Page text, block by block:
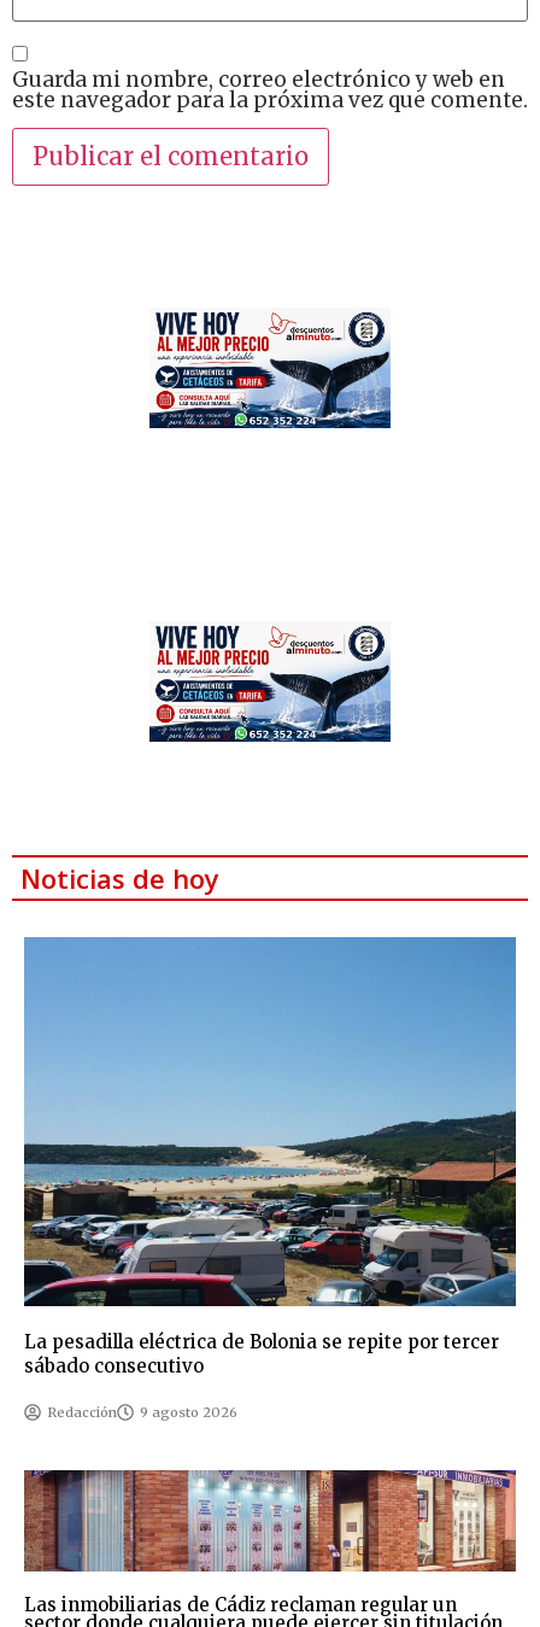
Guarda mi nombre, correo electrónico y web en
este navegador para la próxima vez que comente.
Noticias de hoy
La pesadilla eléctrica de Bolonia se repite por tercer
sábado consecutivo
Redacción 9 agosto 2026
Las inmobiliarias de Cádiz reclaman regular un
sector donde cualquiera puede ejercer sin titulación